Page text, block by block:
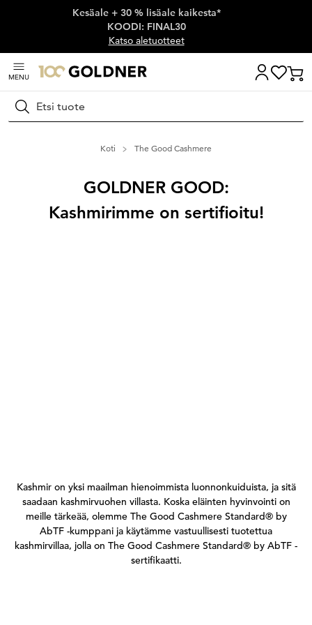
Ohita siirtymä, siirry pääsisältöön
Kesäale + 30 % lisäale kaikesta*
KOODI: FINAL30
Katso aletuotteet
MENU
Hae
Koti The Good Cashmere
GOLDNER GOOD:
Kashmirimme on sertifioitu!
Kashmir on yksi maailman hienoimmista luonnonkuiduista, ja sitä
saadaan kashmirvuohen villasta. Koska eläinten hyvinvointi on
meille tärkeää, olemme The Good Cashmere Standard® by
AbTF -kumppani ja käytämme vastuullisesti tuotettua
kashmirvillaa, jolla on The Good Cashmere Standard® by AbTF -
sertifikaatti.